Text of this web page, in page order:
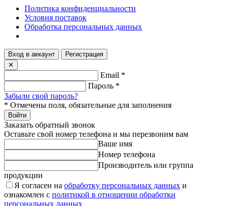
Политика конфиденциальности
Условия поставок
Обработка персональных данных
Вход в аккаунт
Регистрация
✕
Email *
Пароль *
Забыли свой пароль?
* Отмечены поля, обязательные для заполнения
Войти
Заказать обратный звонок
Оставьте свой номер телефона и мы перезвоним вам
Ваше имя
Номер телефона
Производитель или группа
продукции
Я согласен на обработку персональных данных и
ознакомлен с политикой в отношении обработки
персональных данных